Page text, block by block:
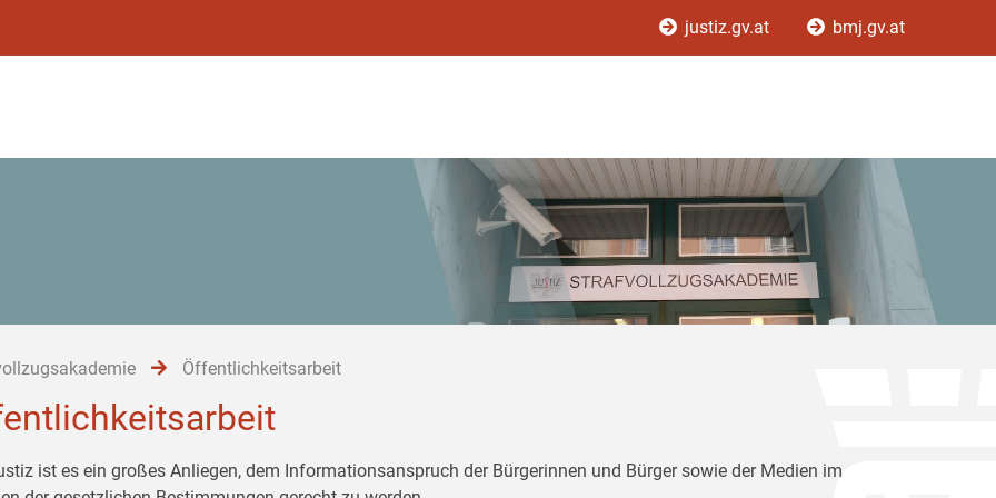
justiz.gv.at bmj.gv.at
Öffentlichkeitsarbeit
ist es ein großes Anliegen, dem Informationsanspruch der Bürgerinnen und Bürger sowie der Medien im